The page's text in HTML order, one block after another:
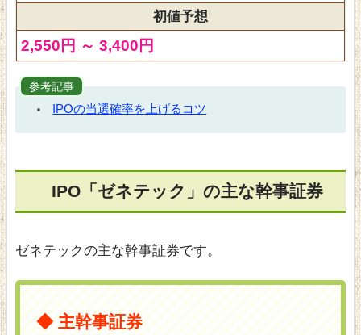
初値予想
2,550円 ～ 3,400円
参考記事
IPOの当選確率を上げるコツ
IPO「ゼネテック」の主な幹事証券
ゼネテックの主な幹事証券です。
◆ 主幹事証券